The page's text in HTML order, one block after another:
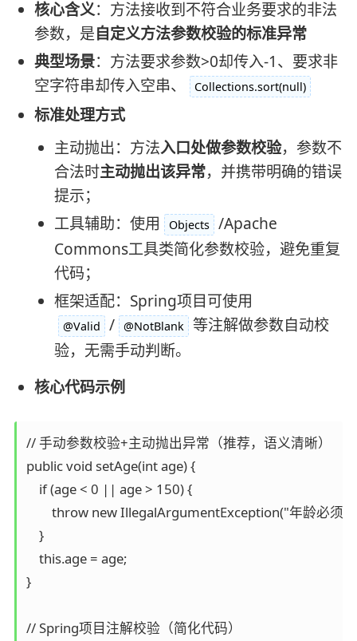
核心含义：方法接收到不符合业务要求的非法
参数，是自定义方法参数校验的标准异常
典型场景：方法要求参数>0却传入-1、要求非
空字符串却传入空串、
Collections.sort(null)
标准处理方式
主动抛出：方法入口处做参数校验，参数不
合法时主动抛出该异常，并携带明确的错误
提示；
工具辅助：使用
Objects /Apache
Commons工具类简化参数校验，避免重复
代码；
框架适配：Spring项目可使用
@Valid / @NotBlank 等注解做参数自动校
验，无需手动判断。
核心代码示例
// 手动参数校验+主动抛出异常（推荐，语义清晰）
public void setAge(int age) {
    if (age < 0 || age > 150) {
throw new IllegalArgumentException("年龄必
    }
    this.age = age;
}
// Spring项目注解校验（简化代码）